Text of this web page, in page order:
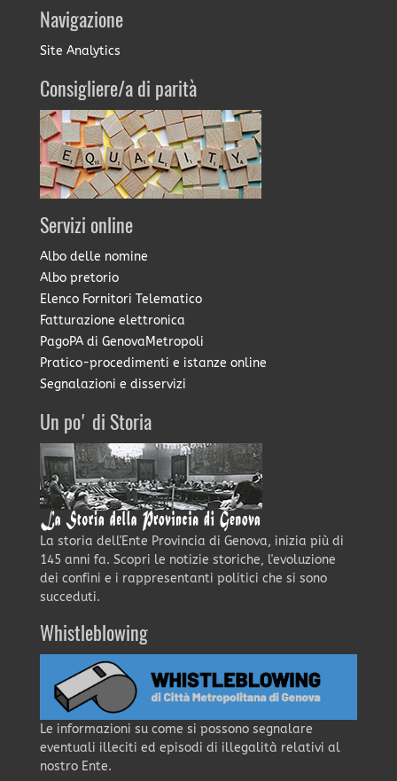
Navigazione
Site Analytics
Consigliere/a di parità
Servizi online
Albo delle nomine
Albo pretorio
Elenco Fornitori Telematico
Fatturazione elettronica
PagoPA di GenovaMetropoli
Pratico-procedimenti e istanze online
Segnalazioni e disservizi
Un po' di Storia
La storia dell'Ente Provincia di Genova, inizia più di
145 anni fa. Scopri le notizie storiche, l'evoluzione
dei confini e i rappresentanti politici che si sono
succeduti.
Whistleblowing
Le informazioni su come si possono segnalare
eventuali illeciti ed episodi di illegalità relativi al
nostro Ente.